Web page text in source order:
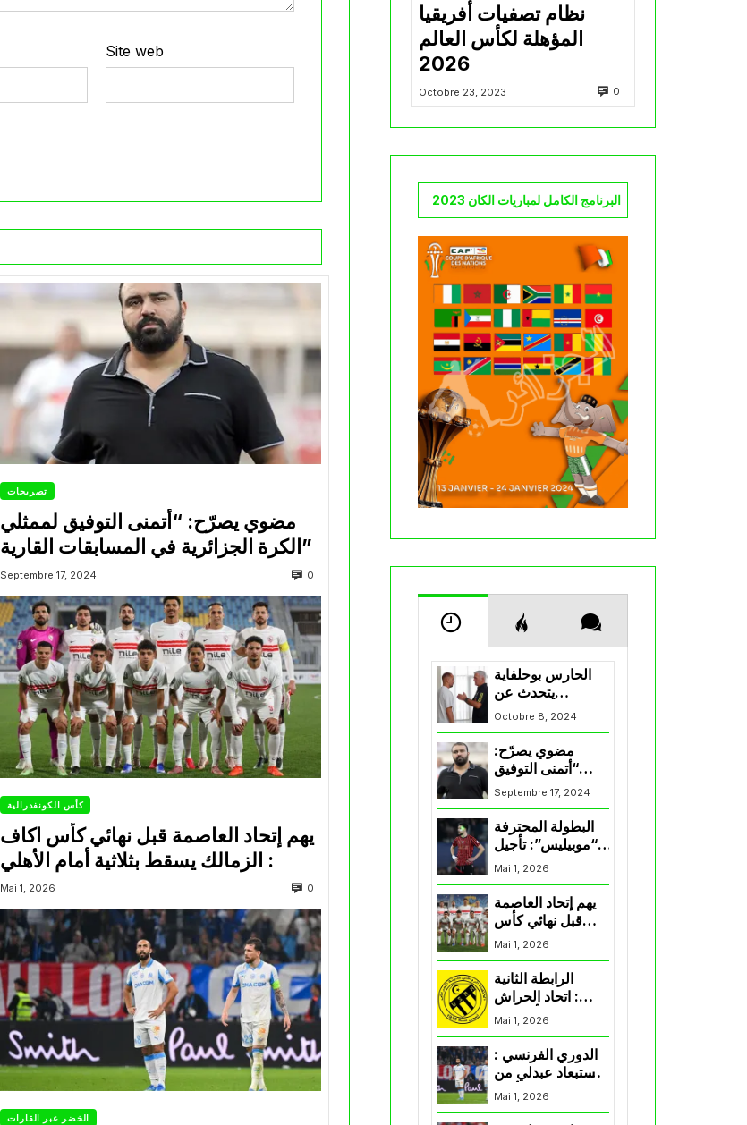
Site web
تصريحات
مضوي يصرّح: “أتمنى التوفيق لممثلي
الكرة الجزائرية في المسابقات القارية”
Septembre 17, 2024 0
كأس الكونفدرالية
يهم إتحاد العاصمة قبل نهائي كأس اكاف
Mai 1, 2026 0
الخضر عبر القارات
نظام تصفيات أفريقيا
المؤهلة لكأس العالم
2026
Octobre 23, 2023 0
البرنامج الكامل لمباريات الكان 2023
الحارس بوحلفاية
يتحدث عن
طموحاته مع
المنتخب و شباب
قسنطينة
Octobre 8, 2024
مضوي يصرّح:
“أتمنى التوفيق
لممثلي الكرة
الجزائرية في
Septembre 17, 2024
البطولة المحترفة
“موبيليس”: تأجيل
مباراة إتحاد
العاصمة وأتلتيك
بارادو
Mai 1, 2026
يهم إتحاد العاصمة
قبل نهائي كأس
اكاف : الزمالك
يسقط بثلاثية أمام
Mai 1, 2026
الرابطة الثانية
: اتحاد الحراش
يحسم التأهل إلى
“البلاي أوف”
Mai 1, 2026
الدوري الفرنسي :
استبعاد عبدلي من
قائمة مرسيليا أمام
Mai 1, 2026